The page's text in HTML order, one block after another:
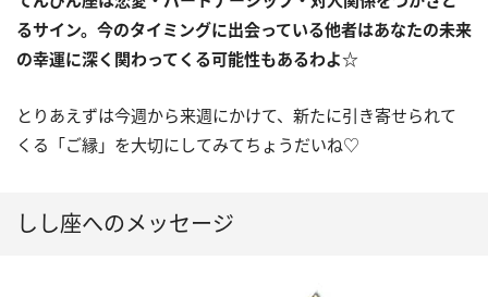
るサイン。今のタイミングに出会っている他者はあなたの未来
の幸運に深く関わってくる可能性もあるわよ☆
とりあえずは今週から来週にかけて、新たに引き寄せられて
くる「ご縁」を大切にしてみてちょうだいね♡
しし座へのメッセージ